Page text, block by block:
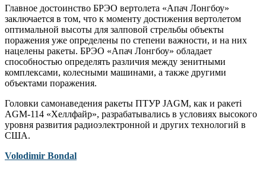
Главное достоинство БРЭО вертолета «Апач Лонгбоу»
заключается в том, что к моменту достижения вертолетом
оптимальной высоты для залповой стрельбы объекты
поражения уже определены по степени важности, и на них
нацелены ракеты. БРЭО «Апач Лонгбоу» обладает
способностью определять различия между зенитными
комплексами, колесными машинами, а также другими
объектами поражения.
Головки самонаведения ракеты ПТУР JАGM, как и ракеті
AGM-114 «Хеллфайр», разрабатывались в условиях высокого
уровня развития радиоэлектронной и других технологий в
США.
Volodimir Bondal